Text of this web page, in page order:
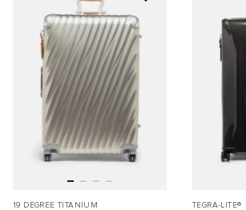
19 DEGREE TITANIUM TEGRA-LITE®